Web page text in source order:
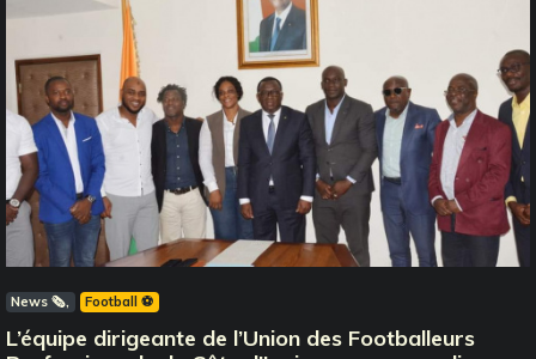
News 🗞️ Football ⚽️
L’équipe dirigeante de l’Union des Footballeurs